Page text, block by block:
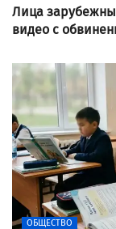
Лица
видео с
ОБЩЕСТВО